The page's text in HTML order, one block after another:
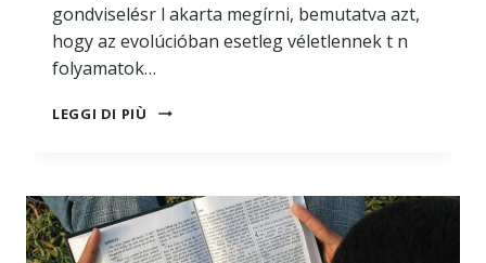
gondviselésr l akarta megírni, bemutatva azt,
hogy az evolúcióban esetleg véletlennek t n
folyamatok…
LEGGI DI PIÙ
A
GONDVISELÉS
ALTERNATÍVÁJA
AZ